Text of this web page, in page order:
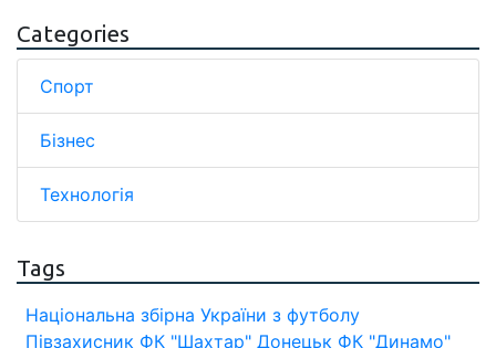
Categories
Спорт
Бізнес
Технологія
Tags
Національна збірна України з футболу
Півзахисник ФК "Шахтар" Донецьк ФК "Динамо"